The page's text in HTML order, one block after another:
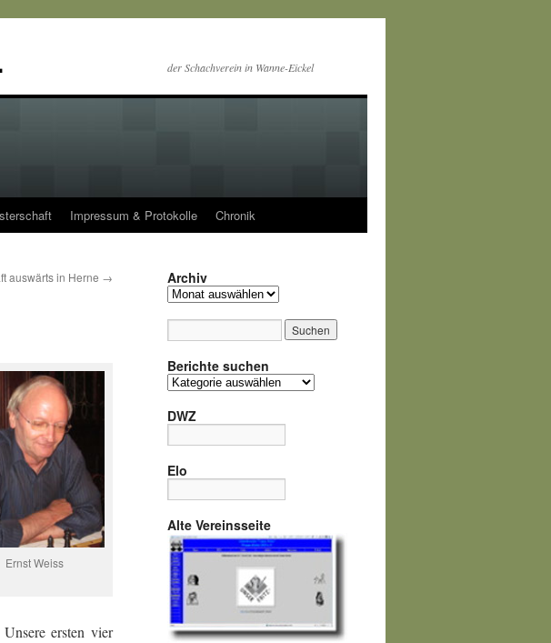
der Schachverein in Wanne-Eickel
Impressum & Protokolle Chronik
auswärts in Herne →
Ernst Weiss
ersten vier
Archiv
Archiv
Berichte suchen
Berichte
DWZ
Elo
Alte Vereinsseite